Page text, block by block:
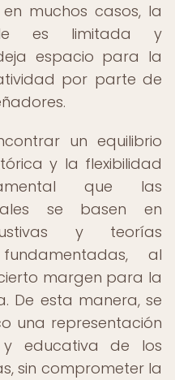
muchos casos, la
es limitada y
espacio para la
por parte de
un equilibrio
y la flexibilidad
que las
se basen en
y teorías
al
margen para la
De esta manera, se
una representación
y educativa de los
sin comprometer la